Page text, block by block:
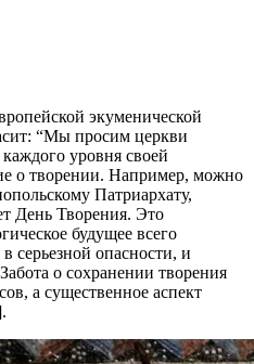
экуменической
“Мы просим церкви
уровня своей
о творении. Например, можно
Патриархату,
День Творения. Это
будущее всего
серьезной опасности, и
о сохранении творения
а существенное аспект